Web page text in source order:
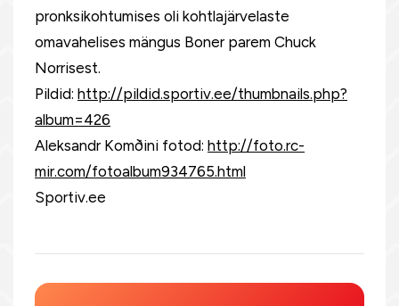
pronksikohtumises oli kohtlajärvelaste
omavahelises mängus Boner parem Chuck
Norrisest.
Pildid: http://pildid.sportiv.ee/thumbnails.php?
album=426
Aleksandr Komðini fotod: http://foto.rc-
mir.com/fotoalbum934765.html
Sportiv.ee